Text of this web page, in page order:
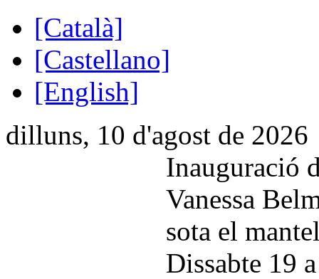
[Català]
[Castellano]
[English]
dilluns, 10 d'agost de 2026
Inauguració
Vanessa
sota el
Dissabte 19